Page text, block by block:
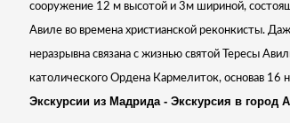
сооружение 12 м высотой и 3м шириной,
Авиле во времена христианской реконкисты.
неразрывна связана с жизнью святой Тересы
католического Ордена Кармелиток, основав 16
Экскурсии из Мадрида - Экскурсия в город